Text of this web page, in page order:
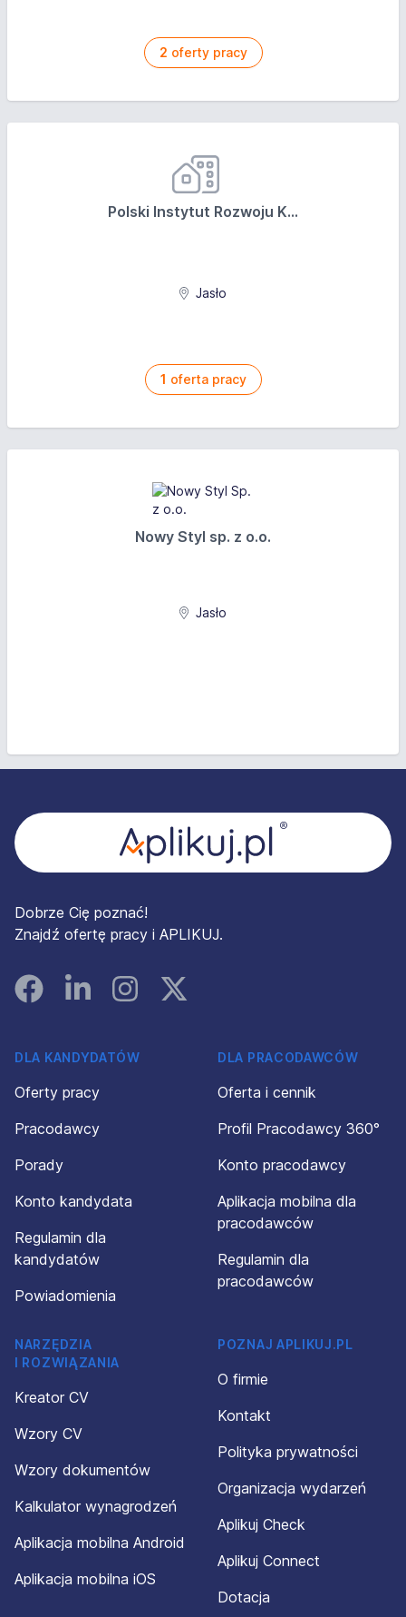
2 oferty pracy
Polski Instytut Rozwoju K...
Jasło
1 oferta pracy
Nowy Styl sp. z o.o.
Jasło
Dobrze Cię poznać!
Znajdź ofertę pracy i APLIKUJ.
FacebookLinked InInstagramInstagram
DLA KANDYDATÓW
Oferty pracy
Pracodawcy
Porady
Konto kandydata
Regulamin dla
kandydatów
Powiadomienia
DLA PRACODAWCÓW
Oferta i cennik
Profil Pracodawcy 360°
Konto pracodawcy
Aplikacja mobilna dla
pracodawców
Regulamin dla
pracodawców
NARZĘDZIA
I ROZWIĄZANIA
Kreator CV
Wzory CV
Wzory dokumentów
Kalkulator wynagrodzeń
Aplikacja mobilna Android
Aplikacja mobilna iOS
POZNAJ APLIKUJ.PL
O firmie
Kontakt
Polityka prywatności
Organizacja wydarzeń
Aplikuj Check
Aplikuj Connect
Dotacja